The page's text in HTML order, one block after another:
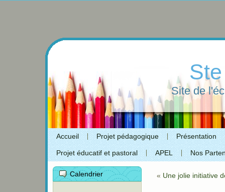
Site de
Accueil Projet pédagogique Présentation
Projet éducatif et pastoral APEL Nos
Calendrier « Une jolie initiative